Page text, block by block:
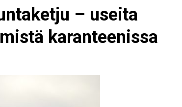
– useita
karanteenissa